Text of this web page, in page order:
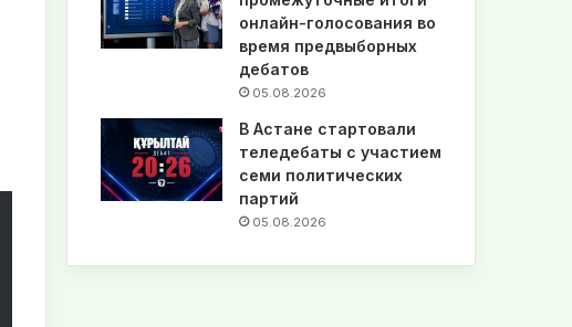
онлайн-голосования во
время предвыборных
дебатов
05.08.2026
В Астане стартовали
теледебаты с участием
семи политических
партий
05.08.2026